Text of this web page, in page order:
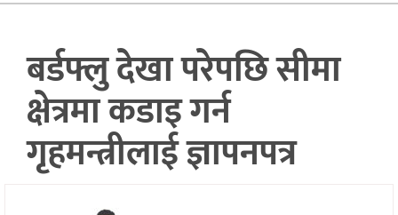
अर्थतन्त्र
स्वास्थ्य
शिक्षा
प्रदेश
बर्डफ्लु देखा परेपछि सीमा
क्षेत्रमा कडाइ गर्न
गृहमन्त्रीलाई ज्ञापनपत्र